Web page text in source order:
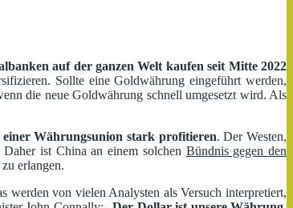
auf der ganzen Welt kaufen seit Mitte 2022
Sollte eine Goldwährung eingeführt werden,
die neue Goldwährung schnell umgesetzt wird. Als
Währungsunion stark profitieren. Der Westen,
ist China an einem solchen Bündnis gegen den
erlangen.
werden von vielen Analysten als Versuch interpretiert,